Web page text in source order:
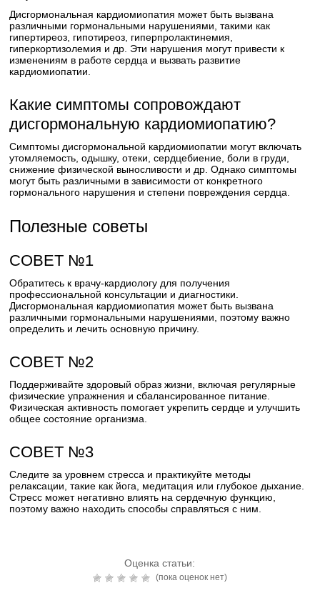
Дисгормональная кардиомиопатия может быть вызвана
различными гормональными нарушениями, такими как
гипертиреоз, гипотиреоз, гиперпролактинемия,
гиперкортизолемия и др. Эти нарушения могут привести к
изменениям в работе сердца и вызвать развитие
кардиомиопатии.
Какие симптомы сопровождают
дисгормональную кардиомиопатию?
Симптомы дисгормональной кардиомиопатии могут включать
утомляемость, одышку, отеки, сердцебиение, боли в груди,
снижение физической выносливости и др. Однако симптомы
могут быть различными в зависимости от конкретного
гормонального нарушения и степени повреждения сердца.
Полезные советы
СОВЕТ №1
Обратитесь к врачу-кардиологу для получения
профессиональной консультации и диагностики.
Дисгормональная кардиомиопатия может быть вызвана
различными гормональными нарушениями, поэтому важно
определить и лечить основную причину.
СОВЕТ №2
Поддерживайте здоровый образ жизни, включая регулярные
физические упражнения и сбалансированное питание.
Физическая активность помогает укрепить сердце и улучшить
общее состояние организма.
СОВЕТ №3
Следите за уровнем стресса и практикуйте методы
релаксации, такие как йога, медитация или глубокое дыхание.
Стресс может негативно влиять на сердечную функцию,
поэтому важно находить способы справляться с ним.
Оценка статьи:
(пока оценок нет)